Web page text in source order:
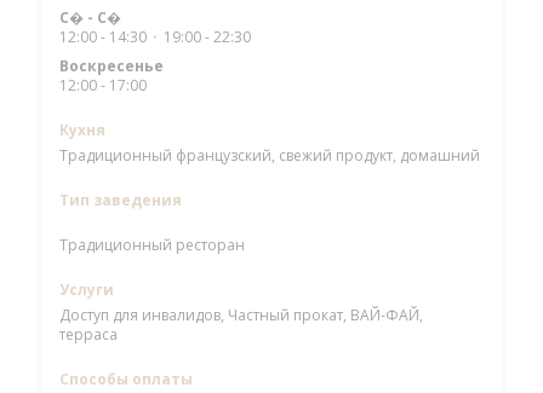
С� - С�
12:00 - 14:30 • 19:00 - 22:30
Воскресенье
12:00 - 17:00
Кухня
Традиционный французский, свежий продукт, домашний
Тип заведения
Традиционный ресторан
Услуги
Доступ для инвалидов, Частный прокат, ВАЙ-ФАЙ,
терраса
Способы оплаты